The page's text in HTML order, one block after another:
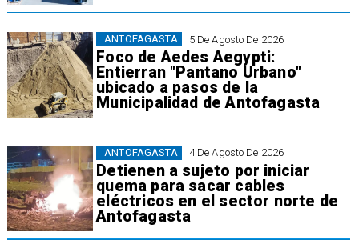
5 De Agosto De 2026
Foco de Aedes Aegypti:
Entierran "Pantano Urbano"
ubicado a pasos de la
Municipalidad de Antofagasta
ANTOFAGASTA
4 De Agosto De 2026
Detienen a sujeto por iniciar
quema para sacar cables
eléctricos en el sector norte de
Antofagasta
ANTOFAGASTA